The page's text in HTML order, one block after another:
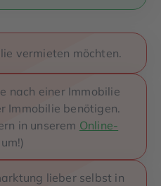
vermieten möchten.
nach einer Immobilie
Immobilie benötigen.
in unserem Online-
um!)
lieber selbst in